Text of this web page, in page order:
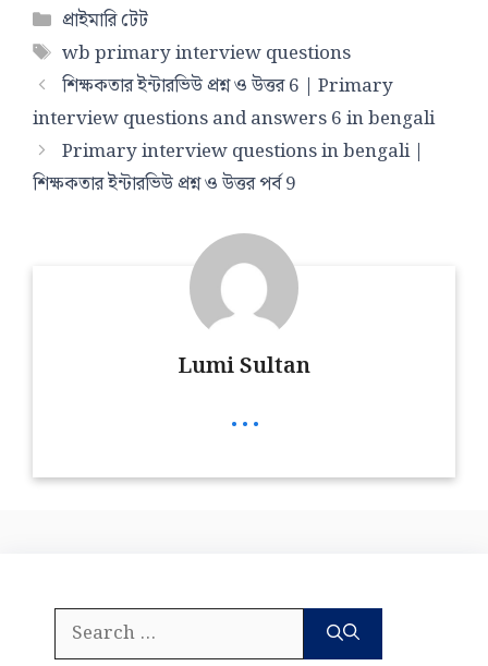
Categories
প্রাইমারি টেট
Tags
wb primary interview questions
শিক্ষকতার ইন্টারভিউ প্রশ্ন ও উত্তর 6 | Primary
interview questions and answers 6 in bengali
Primary interview questions in bengali |
শিক্ষকতার ইন্টারভিউ প্রশ্ন ও উত্তর পর্ব 9
Lumi Sultan
...
Search
for: